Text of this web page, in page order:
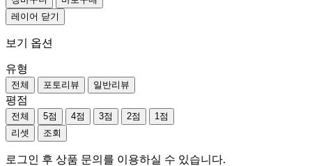
레이어 닫기
보기 옵션
유형
전체 포토리뷰 일반리뷰
평점
전체 5점 4점 3점 2점
1점
리셋
조회
로그인 후 상품 문의를 이용하실 수 있습니다.